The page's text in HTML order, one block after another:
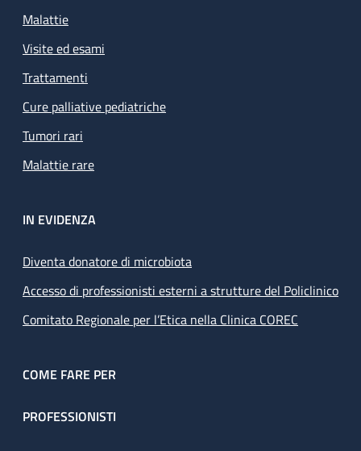
Malattie
Visite ed esami
Trattamenti
Cure palliative pediatriche
Tumori rari
Malattie rare
IN EVIDENZA
Diventa donatore di microbiota
Accesso di professionisti esterni a strutture del Policlinico
Comitato Regionale per l’Etica nella Clinica COREC
COME FARE PER
PROFESSIONISTI